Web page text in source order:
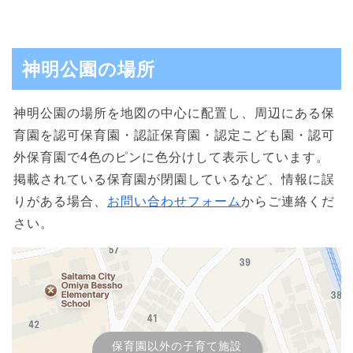
神明公園の場所
神明公園の場所を地図の中心に配置し、周辺にある保
育園を認可保育園・認証保育園・認定こども園・認可
外保育園で4色のピンに色分けして表示しています。
掲載されている保育園が閉園しているなど、情報に誤
りがある場合、 お問い合わせフォームからご連絡くだ
さい。
保育園以外の子育て施設